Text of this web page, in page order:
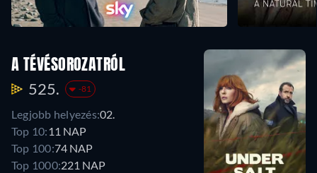
A TÉVÉSOROZATRÓL
525. -81
Legjobb helyezés:02.
Top 10: 11 NAP
Top 100:74 NAP
Top 1000:221 NAP